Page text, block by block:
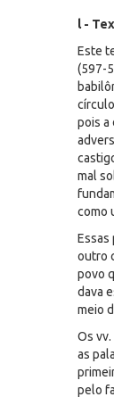
l -
Este
(597-
pois a
mal
como
Essas
outro
povo
dava
meio
Os
as
pelo